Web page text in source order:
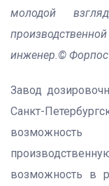
молодой
инженер.©
Завод
Санкт-
возможность в